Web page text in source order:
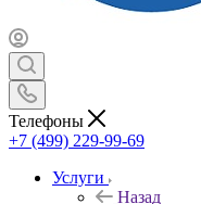
Телефоны
+7 (499) 229-99-69
Услуги
Назад